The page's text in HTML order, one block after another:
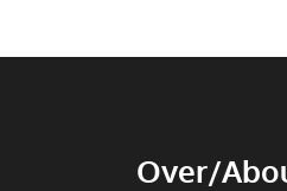
Over/